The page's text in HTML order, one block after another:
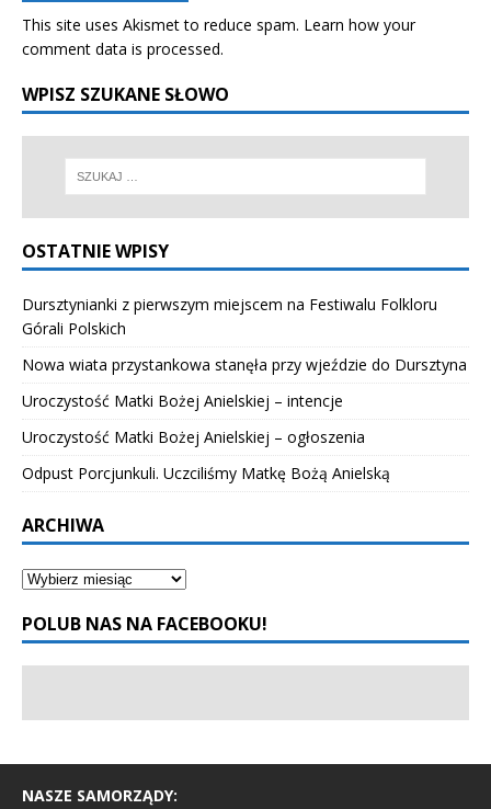
This site uses Akismet to reduce spam. Learn how your
comment data is processed.
WPISZ SZUKANE SŁOWO
OSTATNIE WPISY
Dursztynianki z pierwszym miejscem na Festiwalu Folkloru
Górali Polskich
Nowa wiata przystankowa stanęła przy wjeździe do Dursztyna
Uroczystość Matki Bożej Anielskiej – intencje
Uroczystość Matki Bożej Anielskiej – ogłoszenia
Odpust Porcjunkuli. Uczciliśmy Matkę Bożą Anielską
ARCHIWA
POLUB NAS NA FACEBOOKU!
NASZE SAMORZĄDY: